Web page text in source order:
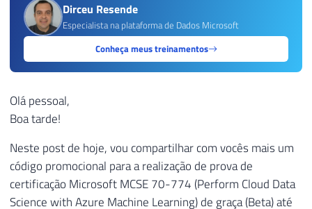
Dirceu Resende
Especialista na plataforma de Dados Microsoft
Conheça meus treinamentos
Olá pessoal,
Boa tarde!
Neste post de hoje, vou compartilhar com vocês mais um
código promocional para a realização de prova de
certificação Microsoft MCSE 70-774 (Perform Cloud Data
Science with Azure Machine Learning) de graça (Beta) até